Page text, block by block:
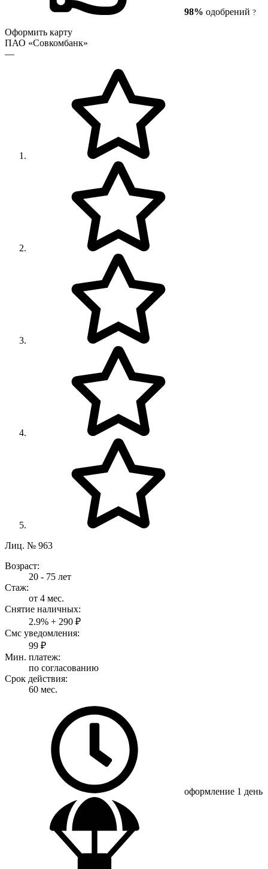
98% одобрений ?
Оформить карту
ПАО «Совкомбанк»
—
Лиц. № 963
Возраст:
20 - 75 лет
Стаж:
от 4 мес.
Снятие наличных:
2.9% + 290 ₽
Смс уведомления:
99 ₽
Мин. платеж:
по согласованию
Срок действия:
60 мес.
оформление 1 день